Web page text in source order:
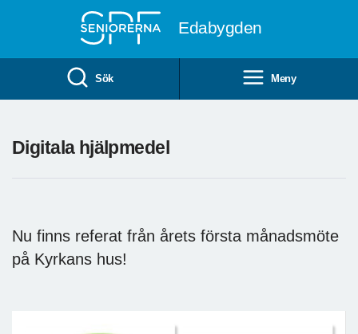
Edabygden
Sök Meny
Digitala hjälpmedel
Nu finns referat från årets första månadsmöte
på Kyrkans hus!